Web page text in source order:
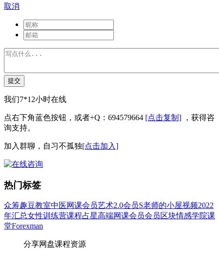
取消
提交
我们7*12小时在线
点右下角蓝色按钮，或者+Q：694579664 [点击复制] ，获得咨
询支持。
加入群聊，自习不孤独[点击加入]
热门标签
众筹趣豆教室中医网课会员艺术2.0会员S老师的小屋视频2022
年汇总女性训练营课程占星高端网课会员会员区块情感学院课
堂Forexman
分享网盘课程资源